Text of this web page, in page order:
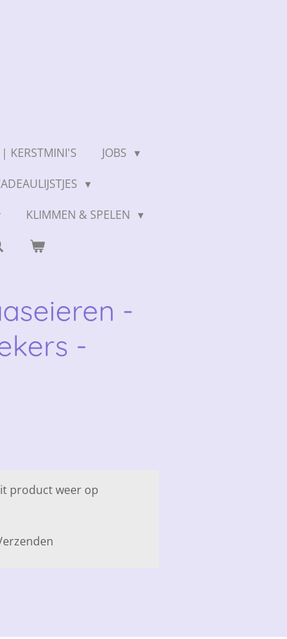
KERSTMINI'S
JOBS
KLIMMEN & SPELEN
-
-
product weer op